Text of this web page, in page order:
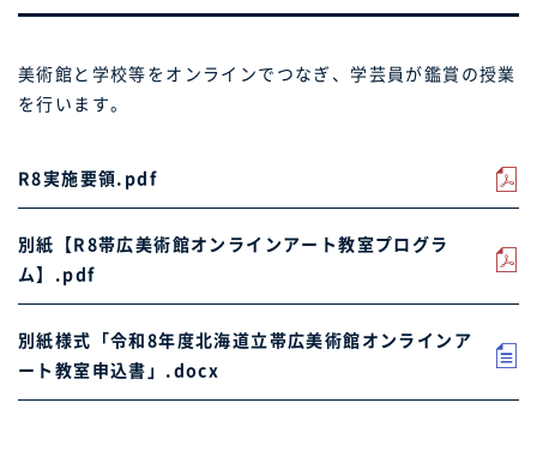
美術館と学校等をオンラインでつなぎ、学芸員が鑑賞の授業
を行います。
R8実施要領.pdf
別紙【R8帯広美術館オンラインアート教室プログラ
ム】.pdf
別紙様式「令和8年度北海道立帯広美術館オンラインア
ート教室申込書」.docx